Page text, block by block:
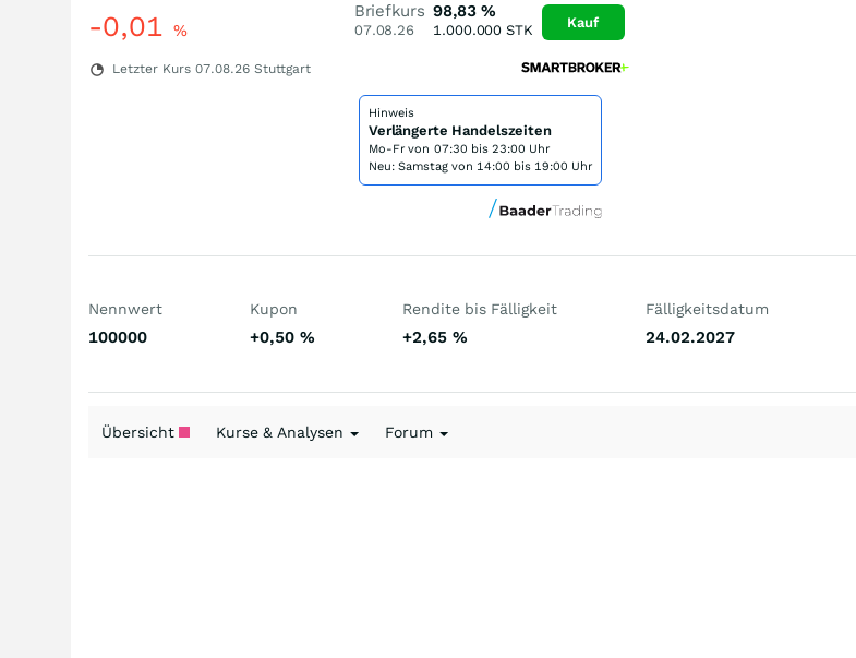
-0,01 %
Letzter Kurs 07.08.26 Stuttgart
Briefkurs
07.08.26
98,83 %
1.000.000 STK Kauf
Hinweis
Verlängerte Handelszeiten
Mo-Fr von 07:30 bis 23:00 Uhr
Neu: Samstag von 14:00 bis 19:00 Uhr
Nennwert
100000
Kupon
+0,50%
Rendite bis Fälligkeit
+2,65%
Fälligkeitsdatum
24.02.2027
Übersicht Kurse & Analysen Forum